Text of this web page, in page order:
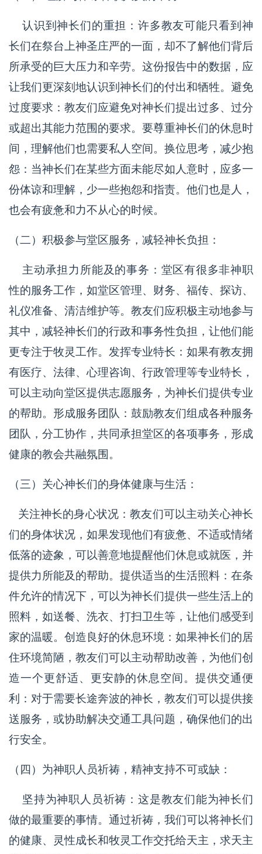
认识到神长们的重担：许多教友可能只看到神
长们在祭台上神圣庄严的一面，却不了解他们背后
所承受的巨大压力和辛劳。这份报告中的数据，应
让我们更深刻地认识到神长们的付出和牺牲。避免
过度要求：教友们应避免对神长们提出过多、过分
或超出其能力范围的要求。要尊重神长们的休息时
间，理解他们也需要私人空间。换位思考，减少抱
怨：当神长们在某些方面未能尽如人意时，应多一
份体谅和理解，少一些抱怨和指责。他们也是人，
也会有疲惫和力不从心的时候。
（二）积极参与堂区服务，减轻神长负担：
主动承担力所能及的事务：堂区有很多非神职
性的服务工作，如堂区管理、财务、福传、探访、
礼仪准备、清洁维护等。教友们应积极主动地参与
其中，减轻神长们的行政和事务性负担，让他们能
更专注于牧灵工作。发挥专业特长：如果有教友拥
有医疗、法律、心理咨询、行政管理等专业特长，
可以主动向堂区提供志愿服务，为神长们提供专业
的帮助。形成服务团队：鼓励教友们组成各种服务
团队，分工协作，共同承担堂区的各项事务，形成
健康的教会共融氛围。
（三）关心神长们的身体健康与生活：
关注神长的身心状况：教友们可以主动关心神长
们的身体状况，如果发现他们有疲惫、不适或情绪
低落的迹象，可以善意地提醒他们休息或就医，并
提供力所能及的帮助。提供适当的生活照料：在条
件允许的情况下，可以为神长们提供一些生活上的
照料，如送餐、洗衣、打扫卫生等，让他们感受到
家的温暖。创造良好的休息环境：如果神长们的居
住环境简陋，教友们可以主动帮助改善，为他们创
造一个更舒适、更安静的休息空间。提供交通便
利：对于需要长途奔波的神长，教友们可以提供接
送服务，或协助解决交通工具问题，确保他们的出
行安全。
（四）为神职人员祈祷，精神支持不可或缺：
坚持为神职人员祈祷：这是教友们能为神长们
做的最重要的事情。通过祈祷，我们可以将神长们
的健康、灵性成长和牧灵工作交托给天主，求天主